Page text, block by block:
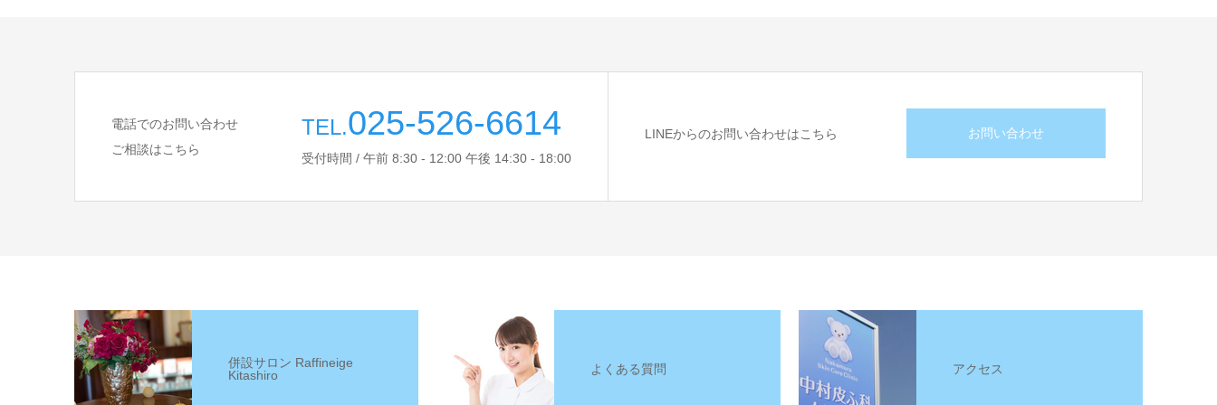
電話でのお問い合わせ
ご相談はこちら
TEL.025-526-6614
受付時間 / 午前 8:30 - 12:00 午後 14:30 - 18:00
LINEからのお問い合わせはこちら お問い合わせ
併設サロン Raffineige
Kitashiro
よくある質問 アクセス